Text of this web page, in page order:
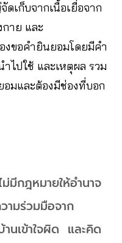
ดเก็บจากเนื้อเยื่อจาก
กาย และ
งขอคำยินยอมโดยมีคำ
ไปใช้ และเหตุผล รวม
อมและต้องมีช่องที่บอก
ม่มีกฎหมายให้อำนาจ
ามร่วมมือจาก
านเข้าใจผิด และคิด